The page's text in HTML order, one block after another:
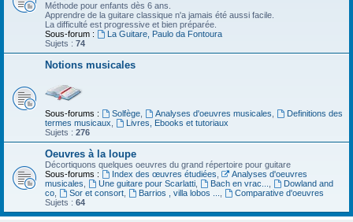
Méthode pour enfants dès 6 ans.
Apprendre de la guitare classique n'a jamais été aussi facile.
La difficulté est progressive et bien préparée.
Sous-forum :
La Guitare, Paulo da Fontoura
Sujets : 74
Notions musicales
Sous-forums : Solfège, Analyses d'oeuvres musicales
Definitions des
termes musicaux
Livres, Ebooks et tutoriaux
Sujets : 276
Oeuvres à la loupe
Décortiquons quelques oeuvres du grand répertoire pour guitare
Sous-forums :
Index des œuvres étudiées
Analyses d'oeuvres
musicales
Une guitare pour Scarlatti, Bach en vrac...
Dowland and
co
Sor et consort, Barrios , villa lobos ...
Comparative d'oeuvres
Sujets : 64